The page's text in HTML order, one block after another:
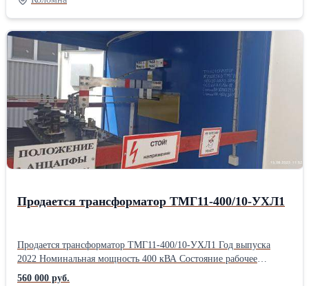
наличии ✔Подробности по телефонуПроизводитель: ORSI
Состояние: Новое
Продается трансформатор ТМГ11-400/10-УХЛ1
Продается трансформатор ТМГ11-400/10-УХЛ1 Год выпуска
2022 Номинальная мощность 400 кВА Состояние рабочее
Причина продажи- замена на более мощный
560 000 руб.